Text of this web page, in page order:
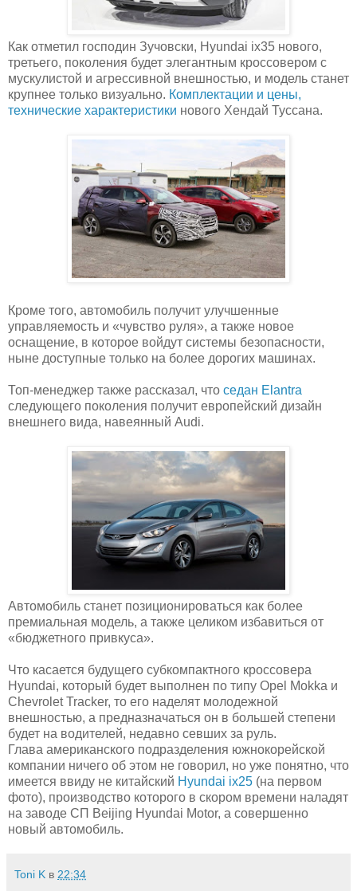
Как отметил господин Зучовски, Hyundai ix35 нового,
третьего, поколения будет элегантным кроссовером с
мускулистой и агрессивной внешностью, и модель станет
крупнее только визуально. Комплектации и цены,
технические характеристики нового Хендай Туссана.
Кроме того, автомобиль получит улучшенные
управляемость и «чувство руля», а также новое
оснащение, в которое войдут системы безопасности,
ныне доступные только на более дорогих машинах.
Топ-менеджер также рассказал, что седан Elantra
следующего поколения получит европейский дизайн
внешнего вида, навеянный Audi.
Автомобиль станет позиционироваться как более
премиальная модель, а также целиком избавиться от
«бюджетного привкуса».
Что касается будущего субкомпактного кроссовера
Hyundai, который будет выполнен по типу Opel Mokka и
Chevrolet Tracker, то его наделят молодежной
внешностью, а предназначаться он в большей степени
будет на водителей, недавно севших за руль.
Глава американского подразделения южнокорейской
компании ничего об этом не говорил, но уже понятно, что
имеется ввиду не китайский Hyundai ix25 (на первом
фото), производство которого в скором времени наладят
на заводе СП Beijing Hyundai Motor, а совершенно
новый автомобиль.
Toni K в 22:34